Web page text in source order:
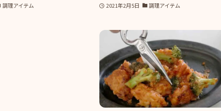
調理アイテム 2021年2月5日 調理アイテム